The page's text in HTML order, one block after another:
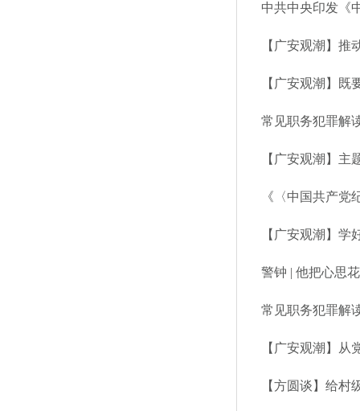
中共中央印发《
【广安观潮】
【广安观潮】既
常见职务犯罪解
【广安观潮】主
【广安观潮】
警钟 | 他把心思
常见职务犯罪解
【广安观潮】从
【方圆谈】给村